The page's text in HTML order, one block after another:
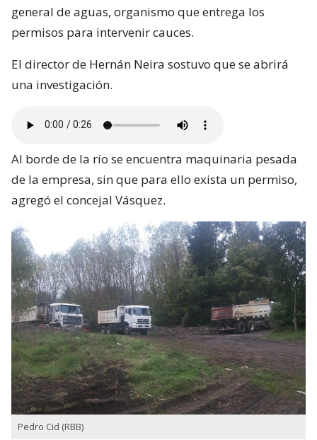
general de aguas, organismo que entrega los
permisos para intervenir cauces.
El director de Hernán Neira sostuvo que se abrirá
una investigación.
Al borde de la río se encuentra maquinaria pesada
de la empresa, sin que para ello exista un permiso,
agregó el concejal Vásquez.
Pedro Cid (RBB)